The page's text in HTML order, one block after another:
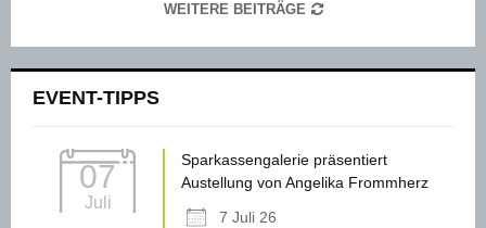
WEITERE BEITRÄGE
EVENT-TIPPS
07
Juli
Sparkassengalerie präsentiert
Austellung von Angelika Frommherz
7 Juli 26